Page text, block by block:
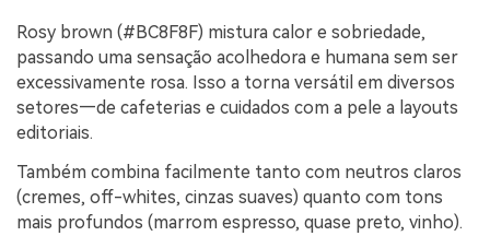
Rosy brown (#BC8F8F) mistura calor e sobriedade,
passando uma sensação acolhedora e humana sem ser
excessivamente rosa. Isso a torna versátil em diversos
setores—de cafeterias e cuidados com a pele a layouts
editoriais.
Também combina facilmente tanto com neutros claros
(cremes, off-whites, cinzas suaves) quanto com tons
mais profundos (marrom espresso, quase preto, vinho).